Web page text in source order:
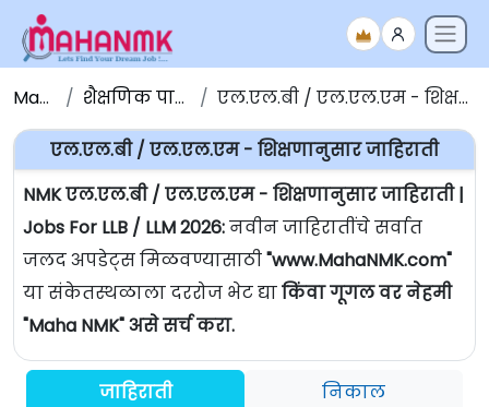
Maha NMK शैक्षणिक पात्रतेनुसार जाहिराती एल.एल.बी / एल.एल.एम - शिक्षणानुसार जाहिराती | Jobs For LLB / LLM
एल.एल.बी / एल.एल.एम - शिक्षणानुसार जाहिराती
NMK एल.एल.बी / एल.एल.एम - शिक्षणानुसार जाहिराती |
Jobs For LLB / LLM 2026:नवीन जाहिरातींचे सर्वात
जलद अपडेट्स मिळवण्यासाठी"www.MahaNMK.com"
या संकेतस्थळाला दररोज भेट द्याकिंवा गूगल वर नेहमी
"Maha NMK" असे सर्च करा.
जाहिराती निकाल